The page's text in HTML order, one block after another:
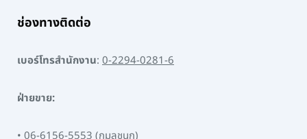
ช่องทางติดต่อ
เบอร์โทรสำนักงาน: 0-2294-0281-6
ฝ่ายขาย:
• 06-6156-5553(กมลชนก)